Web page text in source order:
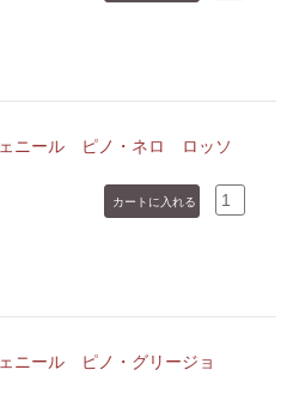
ニール ピノ・ネロ ロッソ
ニール ピノ・グリージョ